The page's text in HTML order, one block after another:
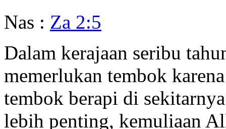
Nas : Za 2:5
Dalam kerajaan seribu
memerlukan tembok
tembok berapi di
lebih penting, kemuliaan